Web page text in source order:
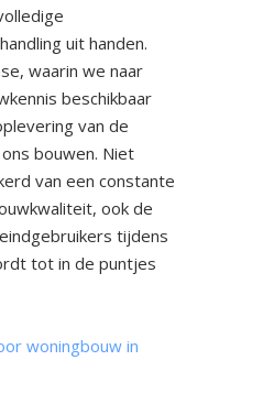
uit handen.
waarin we naar
beschikbaar
van de
bouwen. Niet
van een constante
ook de
tijdens
tot in de puntjes
woningbouw in